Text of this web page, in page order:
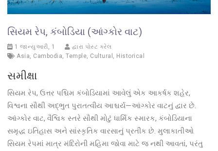
સિયમ રેપ, કંબોડિયા (આંગ્કોર વાટ)
1 જાન્યુઆરી, 1
દ્વારા પોસ્ટ કરેલ
Asia
Cambodia Temple Cultural Historical
સમીક્ષા
સિયમ રેપ, ઉત્તર પશ્ચિમ કંબોડિયામાં આવેલું એક આકર્ષક શહેર,
વિશ્વના સૌથી અદ્ભુત પુરાતત્વીય આશ્ચર્ય—આંગ્કોર વાટનું દ્વાર છે.
આંગ્કોર વાટ, વૈશ્વિક સ્તરે સૌથી મોટું ધાર્મિક સ્મારક, કંબોડિયાના
સમૃદ્ધ ઇતિહાસ અને સાંસ્કૃતિક વારસાનું પ્રતીક છે. મુલાકાતીઓ
સિયમ રેપમાં માત્ર મંદિરોની મહિમા જોવા માટે જ નથી આવતાં, પરંતુ